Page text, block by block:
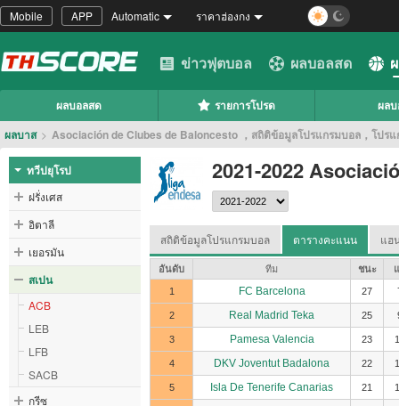
Mobile APP Automatic ราคาฮ่องกง
ข่าวฟุตบอล ผลบอลสด
ผลบอลสด รายการโปรด
ผล
ผลบาส > Asociación de Clubes de Baloncesto ，สถิติข้อมูลโปรแกรมบอล，โปร
ทวีปยุโรป
ฝรั่งเศส
อิตาลี
เยอรมัน
สเปน
ACB
LEB
LFB
SACB
กรีซ
2021-2022
สถิติข้อมูลโปรแกรมบอล ตารางคะแนน แฮ
อันดับ ทีม ชนะ
1 FC Barcelona 27
2 Real Madrid Teka 25
3 Pamesa Valencia 23
4 DKV Joventut Badalona 22
5 Isla De Tenerife Canarias 21